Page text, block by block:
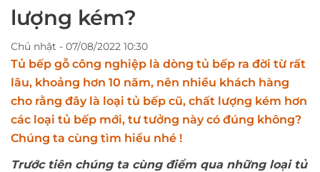
lượng kém?
Chủ nhật - 07/08/2022 10:30
Tủ bếp gỗ công nghiệp là dòng tủ bếp ra đời từ rất
lâu, khoảng hơn 10 năm, nên nhiều khách hàng
cho rằng đây là loại tủ bếp cũ, chất lượng kém hơn
các loại tủ bếp mới, tư tưởng này có đúng không?
Chúng ta cùng tìm hiểu nhé !
Trước tiên chúng ta cùng điểm qua những loại tủ